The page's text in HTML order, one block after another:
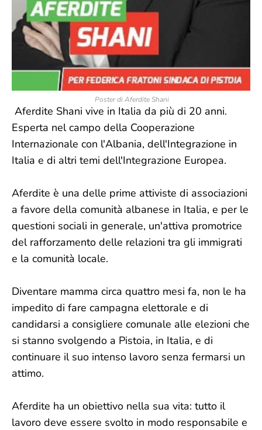
Poster di Aferdite Shani
Aferdite Shani vive in Italia da più di 20 anni.
Esperta nel campo della Cooperazione
Internazionale con l'Albania, dell'Integrazione in
Italia e di altri temi dell'Integrazione Europea.
Aferdite è una delle prime attiviste di associazioni
a favore della comunità albanese in Italia, e per le
questioni sociali in generale, un'attiva promotrice
del rafforzamento delle relazioni tra gli immigrati
e la comunità locale.
Diventare mamma circa quattro mesi fa, non le ha
impedito di fare campagna elettorale e di
candidarsi a consigliere comunale alle elezioni che
si stanno svolgendo a Pistoia, in Italia, e di
continuare il suo intenso lavoro senza fermarsi un
attimo.
Aferdite ha un obiettivo nella sua vita: tutto il
lavoro deve essere svolto in modo responsabile e